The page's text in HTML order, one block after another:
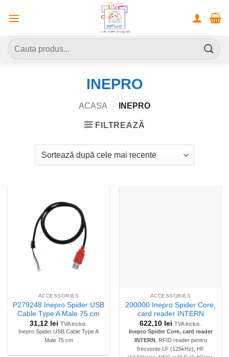
Caută
după:
INEPRO
ACASA - INEPRO
FILTREAZĂ
ACCESSORIES
P279248 Inepro Spider USB
Cable Type A Male 75 cm
31,12 lei TVA inclus.
Inepro Spider USB Cable Type A
Male 75 cm
ACCESSORIES
200000 Inepro Spider Core,
card reader INTERN
622,10 lei TVA inclus.
Inepro Spider Core, card reader
INTERN, RFID reader pentru
frecvente LF (125kHz), HF